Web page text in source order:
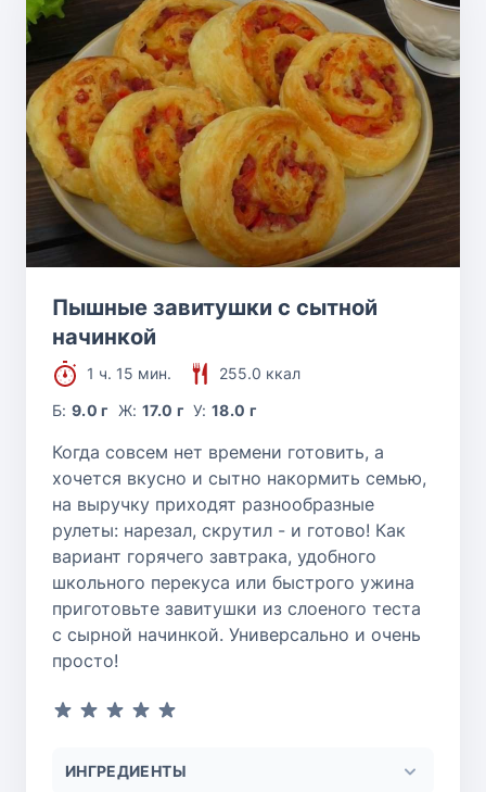
Пышные завитушки с сытной
начинкой
1 ч. 15 мин.
255.0 ккал
Б:9.0 г Ж: 17.0 г У:18.0 г
Когда совсем нет времени готовить, а
хочется вкусно и сытно накормить семью,
на выручку приходят разнообразные
рулеты: нарезал, скрутил - и готово! Как
вариант горячего завтрака, удобного
школьного перекуса или быстрого ужина
приготовьте завитушки из слоеного теста
с сырной начинкой. Универсально и очень
просто!
ИНГРЕДИЕНТЫ